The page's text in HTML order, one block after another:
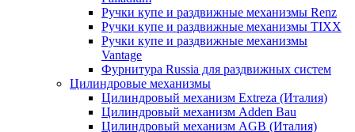
Ручки купе и раздвижные механизмы Renz
Ручки купе и раздвижные механизмы TIXX
Ручки купе и раздвижные механизмы
Vantage
Фурнитура Russia для раздвижных систем
Цилиндровые механизмы
Цилиндровый механизм Extreza (Италия)
Цилиндровый механизм Adden Bau
Цилиндровый механизм AGB (Италия)